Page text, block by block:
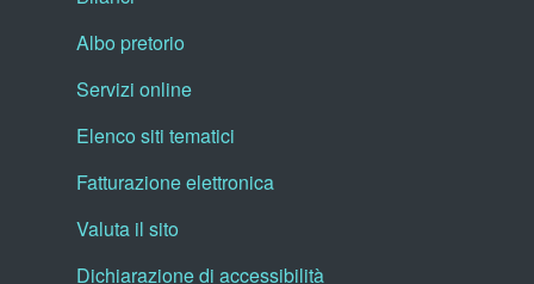
Albo pretorio
Servizi online
Elenco siti tematici
Fatturazione elettronica
Valuta il sito
Dichiarazione di accessibilità